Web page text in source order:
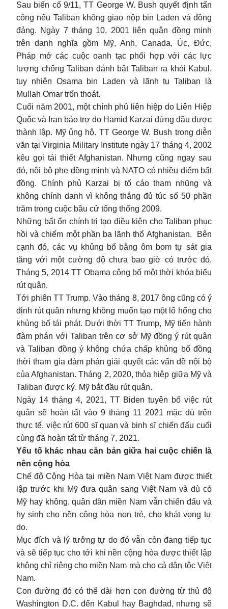
Sau biến cố 9/11, TT George W. Bush quyết định tấn
công nếu Taliban không giao nộp bin Laden và đồng
đảng. Ngày 7 tháng 10, 2001 liên quân đồng minh
trên danh nghĩa gồm Mỹ, Anh, Canada, Úc, Đức,
Pháp mở các cuộc oanh tạc phối hợp với các lực
lượng chống Taliban đánh bật Taliban ra khỏi Kabul,
tuy nhiên Osama bin Laden và lãnh tụ Taliban là
Mullah Omar trốn thoát.
Cuối năm 2001, một chính phủ liên hiệp do Liên Hiệp
Quốc và Iran bảo trợ do Hamid Karzai đứng đầu được
thành lập. Mỹ ủng hộ. TT George W. Bush trong diễn
văn tại Virginia Military Institute ngày 17 tháng 4, 2002
kêu gọi tái thiết Afghanistan. Nhưng cũng ngay sau
đó, nội bộ phe đồng minh và NATO có nhiều điểm bất
đồng. Chính phủ Karzai bị tố cáo tham nhũng và
không chính danh vì không thắng đủ túc số 50 phần
trăm trong cuộc bầu cử tổng thống 2009.
Những bất ổn chính trị tạo điều kiện cho Taliban phục
hồi và chiếm một phần ba lãnh thổ Afghanistan. Bên
cạnh đó, các vụ khủng bố bằng ôm bom tự sát gia
tăng với một cường độ chưa bao giờ có trước đó.
Tháng 5, 2014 TT Obama công bố một thời khóa biểu
rút quân.
Tới phiên TT Trump. Vào tháng 8, 2017 ông cũng có ý
định rút quân nhưng không muốn tạo một lổ hổng cho
khủng bố tái phát. Dưới thời TT Trump, Mỹ tiến hành
đàm phán với Taliban trên cơ sở Mỹ đồng ý rút quân
và Taliban đồng ý không chứa chấp khủng bố đồng
thời tham gia đàm phán giải quyết các vấn đề nội bộ
của Afghanistan. Tháng 2, 2020, thỏa hiệp giữa Mỹ và
Taliban được ký. Mỹ bắt đầu rút quân.
Ngày 14 tháng 4, 2021, TT Biden tuyên bố việc rút
quân sẽ hoàn tất vào 9 tháng 11 2021 mặc dù trên
thực tế, việc rút 600 sĩ quan và binh sĩ chiến đấu cuối
cùng đã hoàn tất từ tháng 7, 2021.
Yếu tố khác nhau căn bản giữa hai cuộc chiến là
nền cộng hòa
Chế độ Cộng Hòa tại miền Nam Việt Nam được thiết
lập trước khi Mỹ đưa quân sang Việt Nam và dù có
Mỹ hay không, quân dân miền Nam vẫn chiến đấu và
hy sinh cho nền cộng hòa non trẻ, cho khát vọng tự
do.
Mục đích và lý tưởng tự do đó vẫn còn đang tiếp tục
và sẽ tiếp tục cho tới khi nền cộng hòa được thiết lập
không chỉ riêng cho miền Nam mà cho cả dân tộc Việt
Nam.
Con đường đó có thể dài hơn con đường từ thủ đô
Washington D.C. đến Kabul hay Baghdad, nhưng sẽ